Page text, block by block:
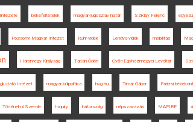
békefeltételek magyar-jugoszláv határ Sziklay Ferenc
Pozsonyi Magyar Intézet Ruhr-vidék Lendva-vidék mobilitás
Háromegy Királyság Tarján Ödön Győri Egyházmegyei Levéltár
Intézet magyar külpolitika hvg.hu Timár Gábor Párizsi
Történelmi Szemle Inquiry hátország népszavazás MAPIRE